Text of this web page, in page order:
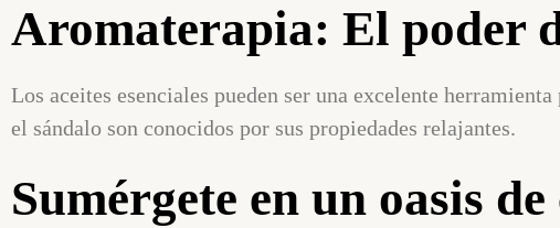
Aromaterapia: El poder
Los aceites esenciales pueden ser una excelente
el sándalo son conocidos por sus propiedades relajantes.
Sumérgete en un oasis